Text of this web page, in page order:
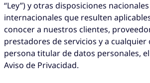
“Ley”) y otras disposiciones
internacionales que resulten
conocer a nuestros clientes,
prestadores de servicios y a cualquier
persona titular de datos personales,
Aviso de Privacidad.